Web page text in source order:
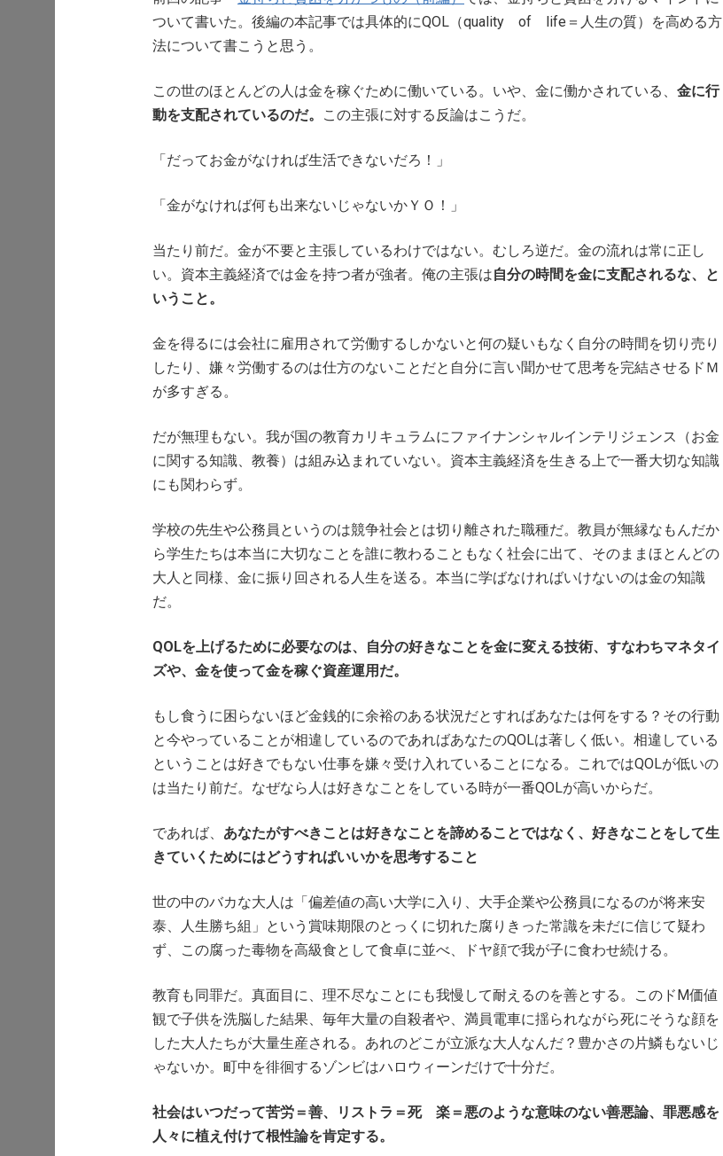
ついて書いた。後編の本記事では具体的にQOL（quality of life＝人生の質）を高める方
法について書こうと思う。
この世のほとんどの人は金を稼ぐために働いている。いや、金に働かされている、 金に行
動を支配されているのだ。
この主張に対する反論はこうだ。
「だってお金がなければ生活できないだろ！」
「金がなければ何も出来ないじゃないかＹＯ！」
当たり前だ。金が不要と主張しているわけではない。むしろ逆だ。金の流れは常に正し
い。資本主義経済では金を持つ者が強者。俺の主張は自分の時間を金に支配されるな、と
いうこと。
金を得るには会社に雇用されて労働するしかないと何の疑いもなく自分の時間を切り売り
したり、嫌々労働するのは仕方のないことだと自分に言い聞かせて思考を完結させるドＭ
が多すぎる。
だが無理もない。我が国の教育カリキュラムにファイナンシャルインテリジェンス（お金
に関する知識、教養）は組み込まれていない。資本主義経済を生きる上で一番大切な知識
にも関わらず。
学校の先生や公務員というのは競争社会とは切り離された職種だ。教員が無縁なもんだか
ら学生たちは本当に大切なことを誰に教わることもなく社会に出て、そのままほとんどの
大人と同様、金に振り回される人生を送る。本当に学ばなければいけないのは金の知識
だ。
QOLを上げるために必要なのは、自分の好きなことを金に変える技術、すなわちマネタイ
ズや、金を使って金を稼ぐ資産運用だ。
もし食うに困らないほど金銭的に余裕のある状況だとすればあなたは何をする？その行動
と今やっていることが相違しているのであればあなたのQOLは著しく低い。相違している
ということは好きでもない仕事を嫌々受け入れていることになる。これではQOLが低いの
は当たり前だ。なぜなら人は好きなことをしている時が一番QOLが高いからだ。
であれば、 あなたがすべきことは好きなことを諦めることではなく、好きなことをして生
きていくためにはどうすればいいかを思考すること
世の中のバカな大人は「偏差値の高い大学に入り、大手企業や公務員になるのが将来安
泰、人生勝ち組」という賞味期限のとっくに切れた腐りきった常識を未だに信じて疑わ
ず、この腐った毒物を高級食として食卓に並べ、ドヤ顔で我が子に食わせ続ける。
教育も同罪だ。真面目に、理不尽なことにも我慢して耐えるのを善とする。このドM価値
観で子供を洗脳した結果、毎年大量の自殺者や、満員電車に揺られながら死にそうな顔を
した大人たちが大量生産される。あれのどこが立派な大人なんだ？豊かさの片鱗もないじ
ゃないか。町中を徘徊するゾンビはハロウィーンだけで十分だ。
社会はいつだって苦労＝善、リストラ＝死 楽＝悪のような意味のない善悪論、罪悪感を
人々に植え付けて根性論を肯定する。